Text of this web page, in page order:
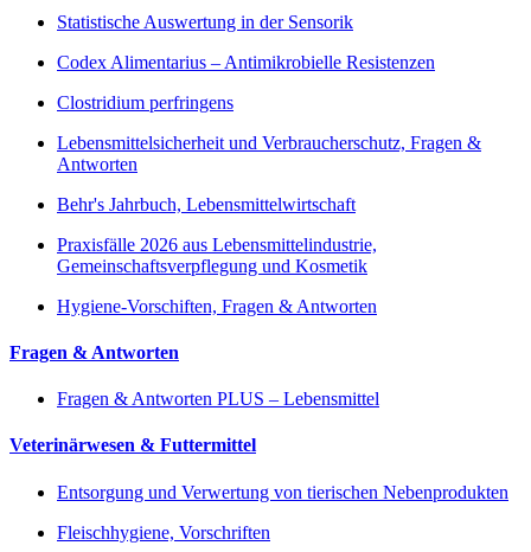
Statistische Auswertung in der Sensorik
Codex Alimentarius – Antimikrobielle Resistenzen
Clostridium perfringens
Lebensmittelsicherheit und Verbraucherschutz, Fragen &
Antworten
Behr's Jahrbuch, Lebensmittelwirtschaft
Praxisfälle 2026 aus Lebensmittelindustrie,
Gemeinschaftsverpflegung und Kosmetik
Hygiene-Vorschiften, Fragen & Antworten
Fragen & Antworten
Fragen & Antworten PLUS – Lebensmittel
Veterinärwesen & Futtermittel
Entsorgung und Verwertung von tierischen Nebenprodukten
Fleischhygiene, Vorschriften